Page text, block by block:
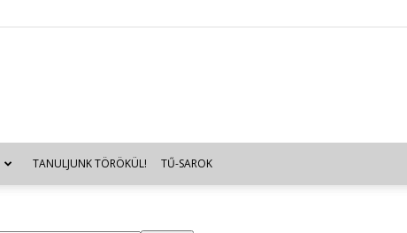
TANULJUNK TÖRÖKÜL! TŰ-SAROK